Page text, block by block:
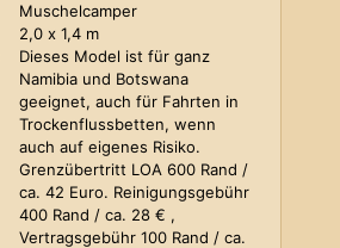
Muschelcamper
2,0 x 1,4 m
Dieses Model ist für ganz
Namibia und Botswana
geeignet, auch für Fahrten in
Trockenflussbetten, wenn
auch auf eigenes Risiko.
Grenzübertritt LOA 600 Rand /
ca. 42 Euro. Reinigungsgebühr
400 Rand / ca. 28 € ,
Vertragsgebühr 100 Rand / ca.